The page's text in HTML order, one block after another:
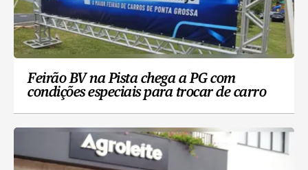
Feirão BV na Pista chega a PG com
condições especiais para trocar de carro